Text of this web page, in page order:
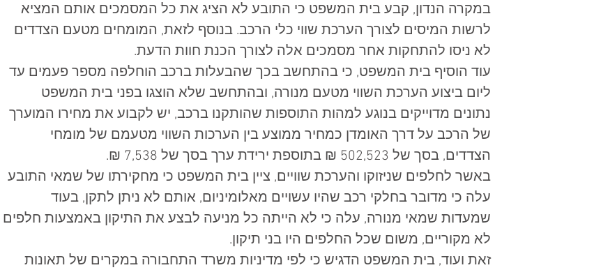
במקרה הנדון, קבע בית המשפט כי התובע לא הציג את כל המסמכים אותם המציא
לרשות המיסים לצורך הערכת שווי כלי הרכב. בנוסף לזאת, המומחים מטעם הצדדים
לא ניסו להתחקות אחר מסמכים אלה לצורך הכנת חוות הדעת.
עוד הוסיף בית המשפט, כי בהתחשב בכך שהבעלות ברכב הוחלפה מספר פעמים עד
ליום ביצוע הערכת השווי מטעם מנורה, ובהתחשב שלא הוצגו בפני בית המשפט
נתונים מדוייקים בנוגע למהות התוספות שהותקנו ברכב, יש לקבוע את מחירו המוערך
של הרכב על דרך האומדן כמחיר ממוצע בין הערכות השווי מטעמם של מומחי
הצדדים, בסך של 502,523 ₪ בתוספת ירידת ערך בסך של 7,538 ₪.
באשר לחלפים שניזוקו והערכת שוויים, ציין בית המשפט כי מחקירתו של שמאי התובע
עלה כי מדובר בחלקי רכב שהיו עשויים מאלומיניום, אותם לא ניתן לתקן, בעוד
שמעדות שמאי מנורה, עלה כי לא הייתה כל מניעה לבצע את התיקון באמצעות חלפים
לא מקוריים, משום שכל החלפים היו בני תיקון.
זאת ועוד, בית המשפט הדגיש כי לפי מדיניות משרד התחבורה במקרים של תאונות